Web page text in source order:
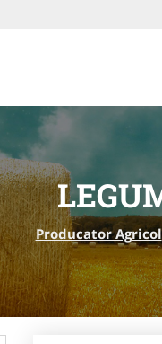
Producator Agricol